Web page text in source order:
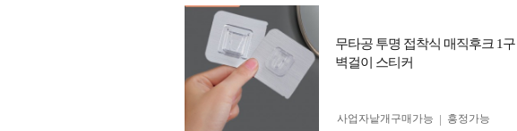
무타공 투명 접착식 매직후크 1
벽걸이 스티커
사업자 낱개구매가능 흥정가능